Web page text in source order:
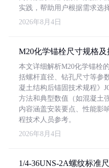
实践，帮助用户根据需求选
2026年8月4日
M20化学锚栓尺寸规格
本文详细解析M20化学锚栓
括螺杆直径、钻孔尺寸等参
凝土结构后锚固技术规程》
方法和典型数值（如混凝土
内容涵盖安装要点、性能影
程技术人员参考。
2026年8月4日
1/4-36UNS-2A螺纹标准